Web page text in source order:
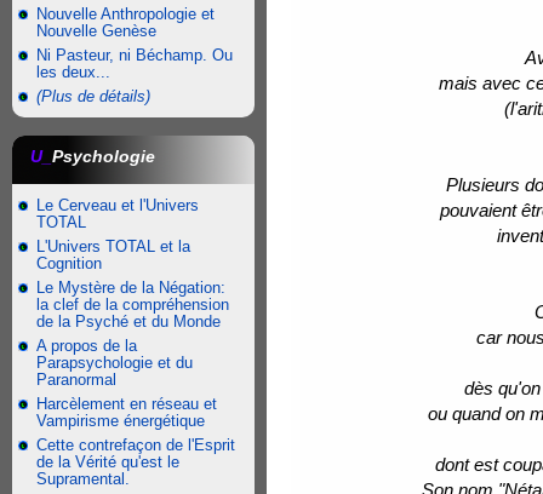
Nouvelle Anthropologie et
Nouvelle Genèse
Ni Pasteur, ni Béchamp. Ou
les deux...
(Plus de détails)
U_ Psychologie
Le Cerveau et l'Univers
TOTAL
L'Univers TOTAL et la
Cognition
Le Mystère de la Négation:
la clef de la compréhension
de la Psyché et du Monde
A propos de la
Parapsychologie et du
Paranormal
Harcèlement en réseau et
Vampirisme énergétique
Cette contrefaçon de l'Esprit
de la Vérité qu'est le
Supramental.
mais avec
Plusieurs
pouvaient
car
dès
ou quand on
dont est
Son nom